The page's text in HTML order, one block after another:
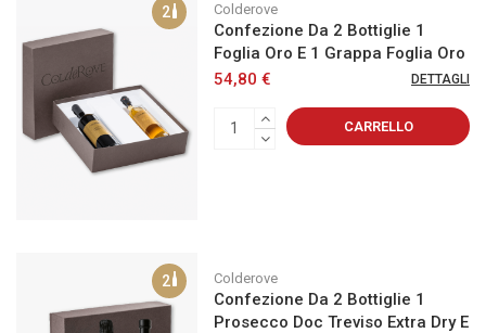
2 Colderove
Confezione Da 2 Bottiglie 1
Foglia Oro E 1 Grappa Foglia Oro
54,80 €
DETTAGLI
CARRELLO
2 Colderove
Confezione Da 2 Bottiglie 1
Prosecco Doc Treviso Extra Dry E